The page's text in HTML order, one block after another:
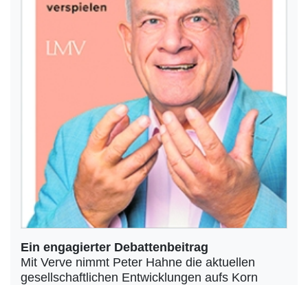
Ein engagierter Debattenbeitrag
Mit Verve nimmt Peter Hahne die aktuellen
gesellschaftlichen Entwicklungen aufs Korn